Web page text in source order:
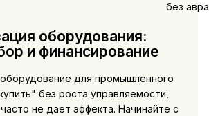
без
оборудования:
и финансирование
для промышленного
без роста управляемости,
не дает эффекта. Начинайте с